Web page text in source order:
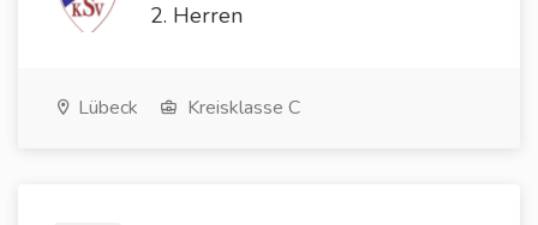
2. Herren
Lübeck Kreisklasse C